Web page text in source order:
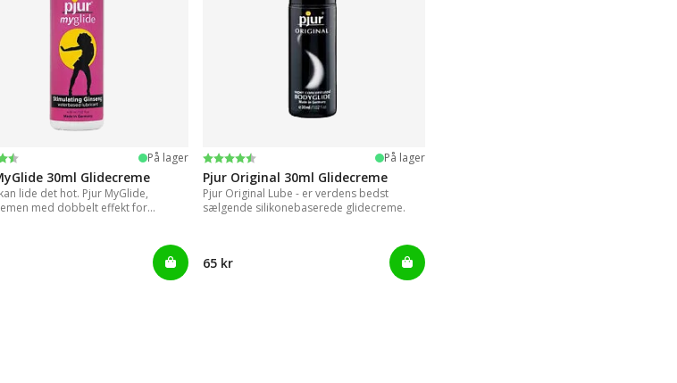
af 5 stjerner På lager
30ml Glidecreme
lide det hot. Pjur MyGlide,
med dobbelt effekt for
Vurdering:
4.2 ud af 5 stjerner På lager
Pjur Original 30ml Glidecreme
Pjur Original Lube - er verdens bedst
sælgende silikonebaserede glidecreme.
65 kr